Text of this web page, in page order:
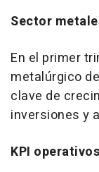
Sector
En el primer
metalúrgico
clave de
inversiones y
KPI